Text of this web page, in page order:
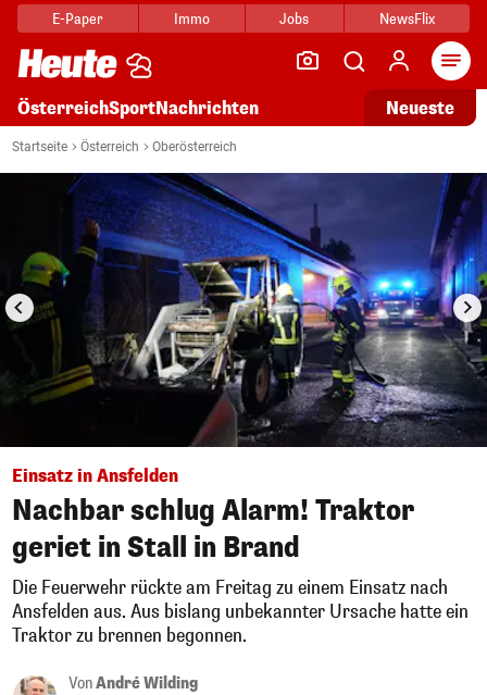
E-Paper Immo Jobs NewsFlix
ÖsterreichSportNachrichten Neueste
Startseite Österreich Oberösterreich
1/9
Einsatz in Ansfelden
Nachbar schlug Alarm! Traktor
geriet in Stall in Brand
Die Feuerwehr rückte am Freitag zu einem Einsatz nach
Ansfelden aus. Aus bislang unbekannter Ursache hatte ein
Traktor zu brennen begonnen.
VonAndré Wilding